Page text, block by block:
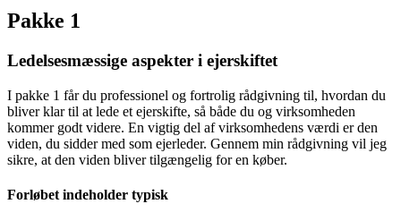
Pakke 1
Ledelsesmæssige aspekter i ejerskiftet
I pakke 1 får du professionel og fortrolig rådgivning til, hvordan du
bliver klar til at lede et ejerskifte, så både du og virksomheden
kommer godt videre. En vigtig del af virksomhedens værdi er den
viden, du sidder med som ejerleder. Gennem min rådgivning vil jeg
sikre, at den viden bliver tilgængelig for en køber.
Forløbet indeholder typisk